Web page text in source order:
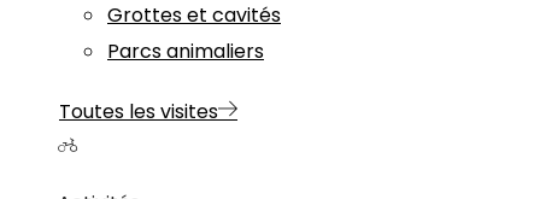
Grottes et cavités
Parcs animaliers
Toutes les visites